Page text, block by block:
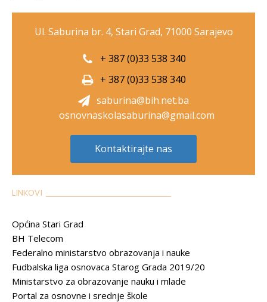
Ul. Saburina br. 4, Stari Grad, 71000 Sarajevo
+ 387 (0)33 538 340
+ 387 (0)33 538 340
saburina@bih.net.ba
osnovnaskolasaburina@gmail.com
Kontaktirajte nas
LINKOVI __________________________________________
Općina Stari Grad
BH Telecom
Federalno ministarstvo obrazovanja i nauke
Fudbalska liga osnovaca Starog Grada 2019/20
Ministarstvo za obrazovanje nauku i mlade
Portal za osnovne i srednje škole